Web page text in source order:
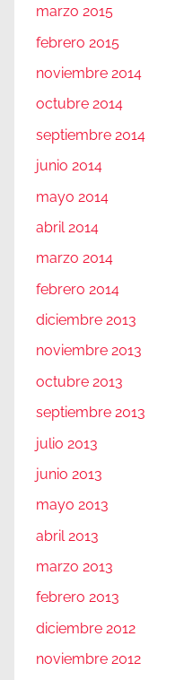
marzo 2015
febrero 2015
noviembre 2014
octubre 2014
septiembre 2014
junio 2014
mayo 2014
abril 2014
marzo 2014
febrero 2014
diciembre 2013
noviembre 2013
octubre 2013
septiembre 2013
julio 2013
junio 2013
mayo 2013
abril 2013
marzo 2013
febrero 2013
diciembre 2012
noviembre 2012